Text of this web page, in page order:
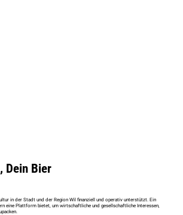
Dein Bier
in der Stadt und der Region Wil finanziell und operativ unterstützt. Ein
eine Plattform bietet, um wirtschaftliche und gesellschaftliche Interessen,